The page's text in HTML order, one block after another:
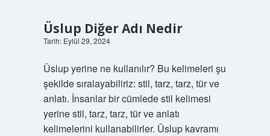
Kavramlar
Üslup Diğer Adı Nedir
Tarih: Eylül 29, 2024
Üslup yerine ne kullanılır? Bu kelimeleri şu
şekilde sıralayabiliriz: stil, tarz, tarz, tür ve
anlatı. İnsanlar bir cümlede stil kelimesi
yerine stil, tarz, tarz, tür ve anlatı
kelimelerini kullanabilirler. Üslup kavramı